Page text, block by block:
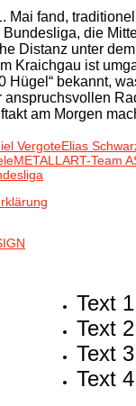
Mai fand,
Bundesliga, die
Distanz unter
Kraichgau ist
Hügel“ bekannt,
anspruchsvollen
am Morgen
VergoteElias
METALLART-Team
Text 1
Text 2
Text 3
Text 4